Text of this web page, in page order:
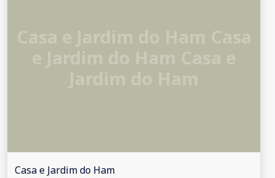
Casa e Jardim do Ham